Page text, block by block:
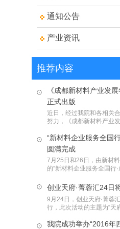
通知公告
产业资讯
推荐内容
《成都新材料产业发
正式出版
近日，经过我院和各相关
努力，《成都新材料产业
“新材料企业服务全国
圆满完成
7月25日和26日，由新材
的“新材料企业服务全国行·
创业天府·菁蓉汇24日
9月24日，创业天府·菁蓉
行，此次活动的主题为“天
我院成功举办“2016年